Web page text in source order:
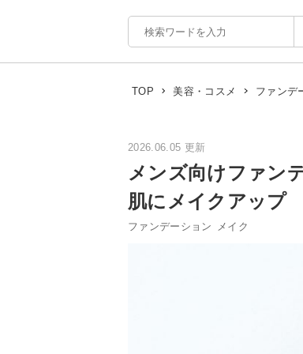
TOP 美容・コスメ ファンデ
2026.06.05 更新
メンズ向けファン
肌にメイクアップ
ファンデーション メイク